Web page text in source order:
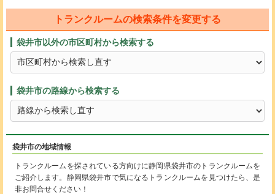
トランクルームの検索条件を変更する
袋井市以外の市区町村から検索する
袋井市の路線から検索する
袋井市の地域情報
トランクルームを探されている方向けに静岡県袋井市のトランクルームを
ご紹介します。静岡県袋井市で気になるトランクルームを見つけたら、是
非お問合せください！